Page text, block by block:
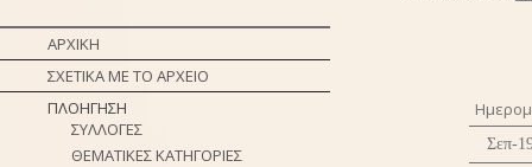
ΑΡΧΙΚΗ
ΣΧΕΤΙΚΑ ΜΕ ΤΟ ΑΡΧΕΙΟ
ΠΛΟΗΓΗΣΗ
ΣΥΛΛΟΓΕΣ
ΘΕΜΑΤΙΚΕΣ ΚΑΤΗΓΟΡΙΕΣ
Σεπ-